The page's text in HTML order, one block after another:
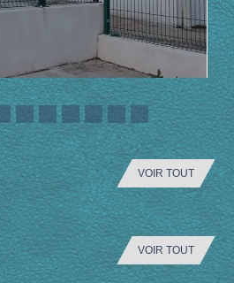
VOIR TOUT
VOIR TOUT